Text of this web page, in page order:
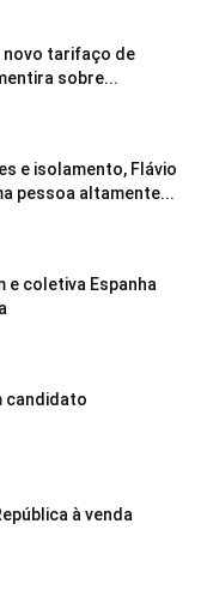
novo tarifaço de
sobre...
e isolamento, Flávio
pessoa altamente...
e coletiva Espanha
candidato
à venda